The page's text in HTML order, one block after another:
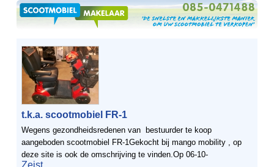
t.k.a. scootmobiel FR-1
Wegens gezondheidsredenen van bestuurder te koop
aangeboden scootmobiel FR-1Gekocht bij mango mobility , op
deze site is ook de omschrijving te vinden.Op 06-10-